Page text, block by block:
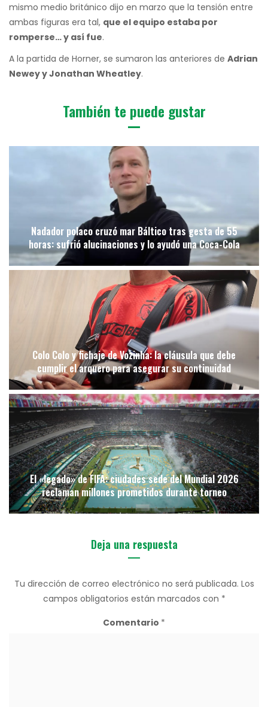
mismo medio británico dijo en marzo que la tensión entre
ambas figuras era tal, que el equipo estaba por
romperse… y así fue.
A la partida de Horner, se sumaron las anteriores de Adrian
Newey y Jonathan Wheatley.
También te puede gustar
Nadador polaco cruzó mar Báltico tras gesta de 55
horas: sufrió alucinaciones y lo ayudó una Coca-Cola
Colo Colo y fichaje de Vozinha: la cláusula que debe
cumplir el arquero para asegurar su continuidad
El «legado» de FIFA: ciudades sede del Mundial 2026
reclaman millones prometidos durante torneo
Deja una respuesta
Tu dirección de correo electrónico no será publicada. Los
campos obligatorios están marcados con *
Comentario *